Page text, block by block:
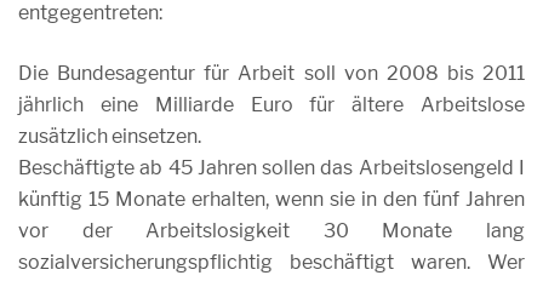
entgegentreten:
Die Bundesagentur für Arbeit soll von 2008 bis 2011
jährlich eine Milliarde Euro für ältere Arbeitslose
zusätzlich einsetzen.
Beschäftigte ab 45 Jahren sollen das Arbeitslosengeld I
künftig 15 Monate erhalten, wenn sie in den fünf Jahren
vor der Arbeitslosigkeit 30 Monate lang
sozialversicherungspflichtig beschäftigt waren. Wer